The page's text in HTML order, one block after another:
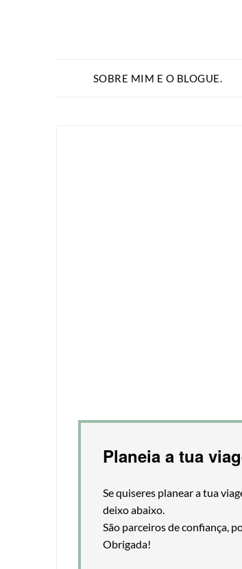
SOBRE MIM E O BLOGUE.
Planeia a tua
Se quiseres planear a tua
deixo abaixo.
São parceiros de confiança,
Obrigada!